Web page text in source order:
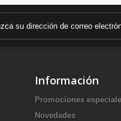
Información
Promociones
Novedades